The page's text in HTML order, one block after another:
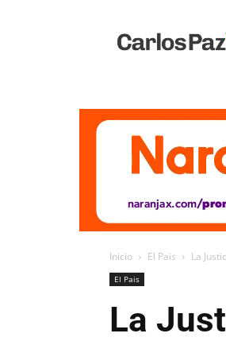
Vivo
Inicio El Pais La
El Pais
La